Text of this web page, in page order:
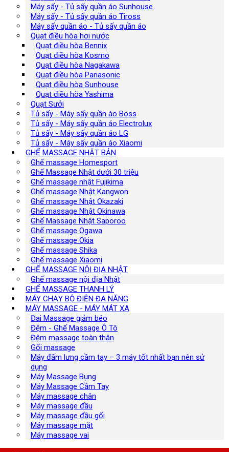
Máy sấy - Tủ sấy quần áo Sunhouse
Máy sấy - Tủ sấy quần áo Tiross
Máy sấy quần áo - Tủ sấy quần áo
Quạt điều hòa hơi nước
Quạt điều hòa Bennix
Quạt điều hòa Kosmo
Quạt điều hòa Nagakawa
Quạt điều hòa Panasonic
Quạt điều hòa Sunhouse
Quạt điều hòa Yashima
Quạt Sưởi
Tủ sấy - Máy sấy quần áo Boss
Tủ sấy - Máy sấy quần áo Electrolux
Tủ sấy - Máy sấy quần áo LG
Tủ sấy - Máy sấy quần áo Xiaomi
GHẾ MASSAGE NHẬT BẢN
Ghế massage Homesport
Ghế Massage Nhật dưới 30 triệu
Ghế massage nhật Fujikima
Ghế massage Nhật Kangwon
Ghế massage Nhật Okazaki
Ghế massage Nhật Okinawa
Ghế Massage Nhật Saporoo
Ghế massage Ogawa
Ghế massage Okia
Ghế massage Shika
Ghế massage Xiaomi
GHẾ MASSAGE NỘI ĐỊA NHẬT
Ghế massage nội địa Nhật
GHẾ MASSAGE THANH LÝ
MÁY CHẠY BỘ ĐIỆN ĐA NĂNG
MÁY MASSAGE - MÁY MÁT XA
Đai Massage giảm béo
Đệm - Ghế Massage Ô Tô
Đệm massage toàn thân
Gối massage
Máy đấm lưng cầm tay – 3 máy tốt nhất bạn nên sử
dụng
Máy Massage Bụng
Máy Massage Cầm Tay
Máy massage chân
Máy massage đầu
Máy massage đầu gối
Máy massage mặt
Máy massage vai